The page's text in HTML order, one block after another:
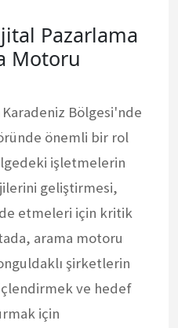
Pazarlama
Motoru
Bölgesi'nde
önemli bir rol
işletmelerin
geliştirmesi,
etmeleri için kritik
arama motoru
şirketlerin
ve hedef
için